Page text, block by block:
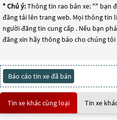
* Chú ý:Thông tin rao bán xe: "" bạn
đăng tải lên trang web. Mọi thông tin
người đăng tin cung cấp . Nếu bạn
đăng xin hãy thông báo cho chúng tôi
Báo cáo tin xe đã bán
Tin xe khác cùng loại Tin xe